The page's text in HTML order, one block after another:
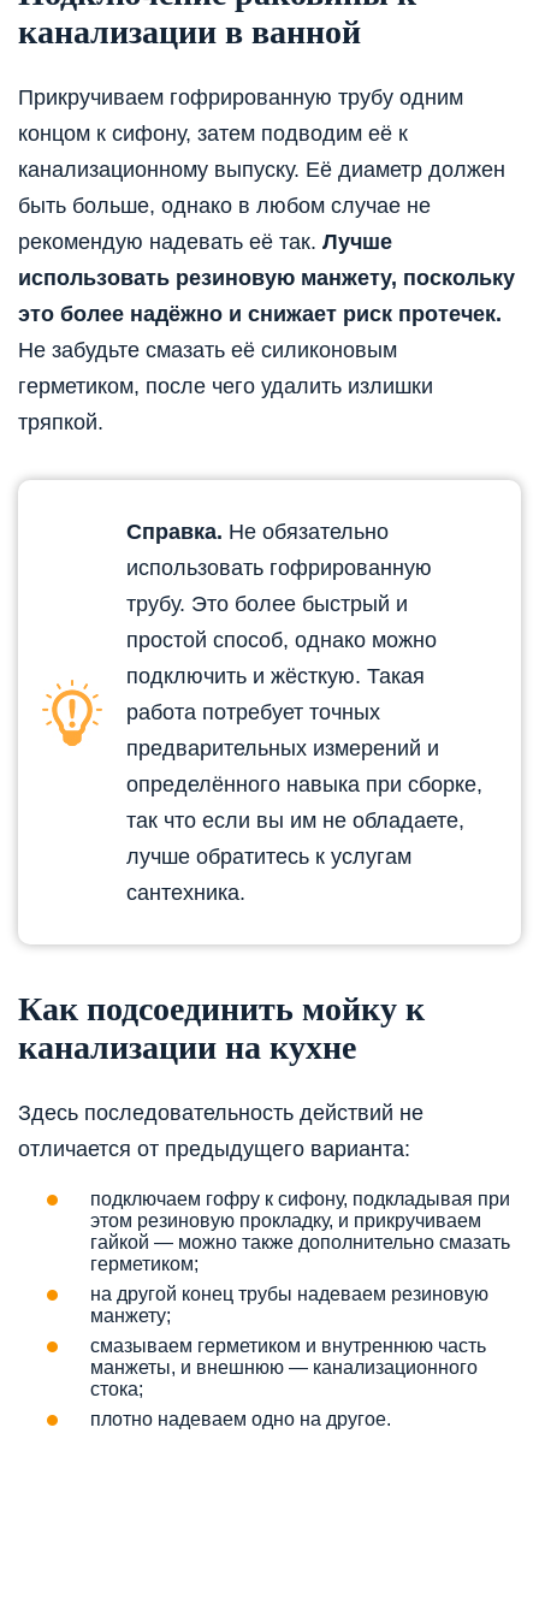
канализации в ванной
Прикручиваем гофрированную трубу одним
концом к сифону, затем подводим её к
канализационному выпуску. Её диаметр должен
быть больше, однако в любом случае не
рекомендую надевать её так. Лучше
использовать резиновую манжету, поскольку
это более надёжно и снижает риск протечек.
Не забудьте смазать её силиконовым
герметиком, после чего удалить излишки
тряпкой.
Справка. Не обязательно
использовать гофрированную
трубу. Это более быстрый и
простой способ, однако можно
подключить и жёсткую. Такая
работа потребует точных
предварительных измерений и
определённого навыка при сборке,
так что если вы им не обладаете,
лучше обратитесь к услугам
сантехника.
Как подсоединить мойку к
канализации на кухне
Здесь последовательность действий не
отличается от предыдущего варианта:
подключаем гофру к сифону, подкладывая при
этом резиновую прокладку, и прикручиваем
гайкой — можно также дополнительно смазать
герметиком;
на другой конец трубы надеваем резиновую
манжету;
смазываем герметиком и внутреннюю часть
манжеты, и внешнюю — канализационного
стока;
плотно надеваем одно на другое.